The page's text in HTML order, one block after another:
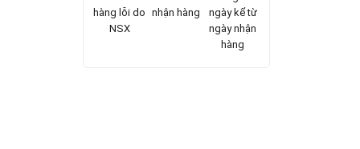
hàng lỗi do
NSX
nhận hàng
ngày kể từ
ngày nhận
hàng